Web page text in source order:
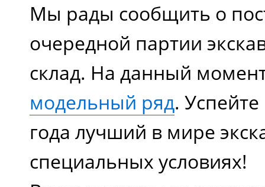
Мы рады сообщить о
очередной партии
склад. На данный
модельный ряд.
года лучший в мире
специальных условиях!